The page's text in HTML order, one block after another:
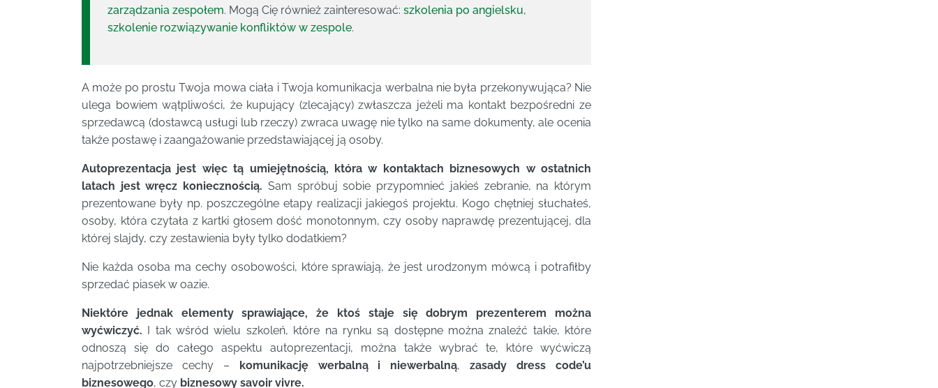
zarządzania zespołem. Mogą Cię również zainteresować: szkolenia po angielsku,
szkolenie rozwiązywanie konfliktów w zespole.
A może po prostu Twoja mowa ciała i Twoja komunikacja werbalna nie była przekonywująca? Nie
ulega bowiem wątpliwości, że kupujący (zlecający) zwłaszcza jeżeli ma kontakt bezpośredni ze
sprzedawcą (dostawcą usługi lub rzeczy) zwraca uwagę nie tylko na same dokumenty, ale ocenia
także postawę i zaangażowanie przedstawiającej ją osoby.
Autoprezentacja jest więc tą umiejętnością, która w kontaktach biznesowych w ostatnich
latach jest wręcz koniecznością. Sam spróbuj sobie przypomnieć jakieś zebranie, na którym
prezentowane były np. poszczególne etapy realizacji jakiegoś projektu. Kogo chętniej słuchałeś,
osoby, która czytała z kartki głosem dość monotonnym, czy osoby naprawdę prezentującej, dla
której slajdy, czy zestawienia były tylko dodatkiem?
Nie każda osoba ma cechy osobowości, które sprawiają, że jest urodzonym mówcą i potrafiłby
sprzedać piasek w oazie.
Niektóre jednak elementy sprawiające, że ktoś staje się dobrym prezenterem można
wyćwiczyć. I tak wśród wielu szkoleń, które na rynku są dostępne można znaleźć takie, które
odnoszą się do całego aspektu autoprezentacji, można także wybrać te, które wyćwiczą
najpotrzebniejsze cechy – komunikację werbalną i niewerbalną,zasady dress code’u
biznesowego, czy biznesowy savoir vivre.